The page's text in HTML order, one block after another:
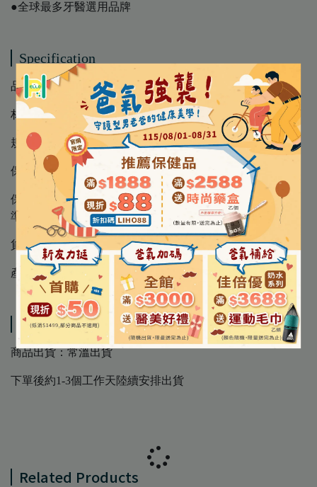
●全球最多牙醫選用品牌
Specification
品 名 │ 歐樂B Oral-B 無蠟牙線 50M
材 質 │ 尼龍、保麗棉
規 格 │ 2入/盒
保存方法 │ 請置於乾燥陰涼處
保存期限 │ 5年 ( 因每批效期可能不同，請以外包裝標示為
準 )
貨 源 │公司貨
產 地 │ 愛爾蘭
Shipping Method
商品出貨：常溫出貨
下單後約1-3個工作天陸續安排出貨
Related Products